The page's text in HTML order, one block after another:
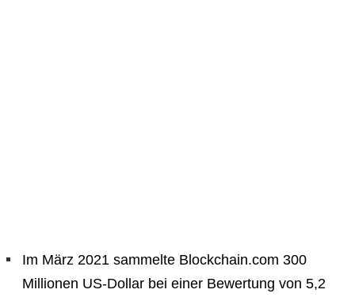
Im März 2021 sammelte Blockchain.com 300
Millionen US-Dollar bei einer Bewertung von 5,2